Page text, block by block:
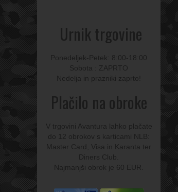
Urnik trgovine
Ponedeljek-Petek: 8:00-18:00
Sobota : ZAPRTO
Nedelja in prazniki zaprto!
Plačilo na obroke
V trgovini Avantura lahko plačate
do 12 obrokov s karticami NLB:
Master Card, Visa in Karanta ter
Diners Club.
Najmanjši obrok je 60 EUR.